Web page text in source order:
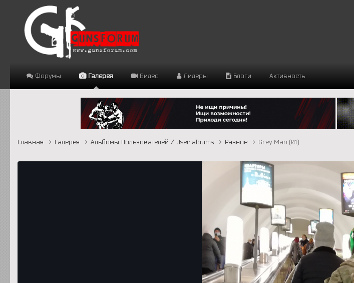
Форумы Галерея Видео Лидеры Блоги Активность
Главная Галерея Альбомы Пользователей / User albums Разное Grey Man (01)